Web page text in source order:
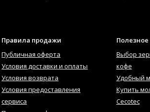
Правила продажи
Публичная оферта
Условия доставки и оплаты
Условия возврата
Условия предоставления
сервиса
Полезное
Выбор
кофе
Удобный
Купить
Cecotec